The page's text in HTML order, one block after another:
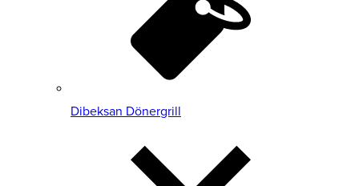
Dibeksan Dönergrill